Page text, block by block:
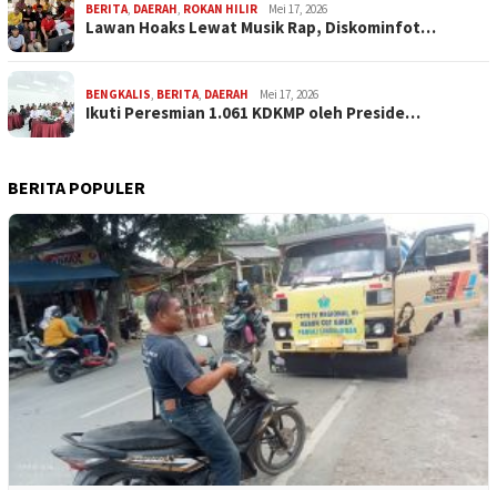
BERITA, DAERAH, ROKAN HILIR Mei 17, 2026
Lawan Hoaks Lewat Musik Rap, Diskominfot…
BENGKALIS, BERITA, DAERAH Mei 17, 2026
Ikuti Peresmian 1.061 KDKMP oleh Preside…
BERITA POPULER